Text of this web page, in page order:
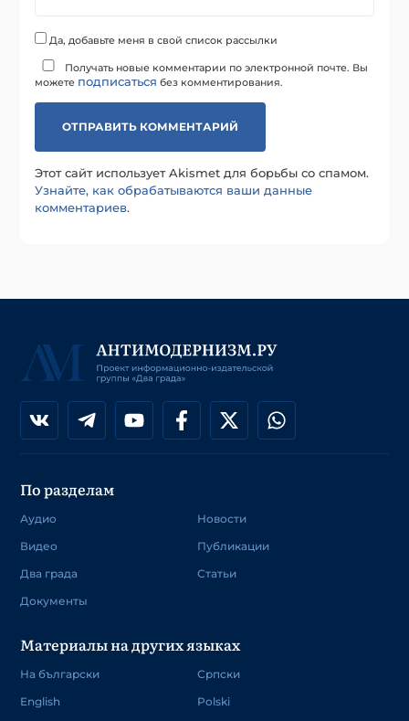
Да, добавьте меня в свой список рассылки
Получать новые комментарии по электронной почте. Вы
можете подписаться без комментирования.
Этот сайт использует Akismet для борьбы со спамом.
Узнайте, как обрабатываются ваши данные
комментариев.
По разделам
Аудио
Видео
Два града
Документы
Новости
Публикации
Статьи
Материалы на других языках
На български
English
Српски
Polski